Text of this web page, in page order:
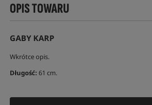
OPIS TOWARU
GABY KARP
Wkrótce opis.
Długość: 61 cm.